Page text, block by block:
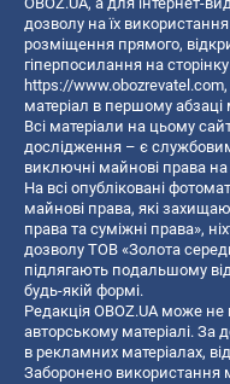
дозволу на їх
розміщення прямого,
гіперпосилання на
https://www.obozrevatel.com
матеріал в першому абзаці
Всі матеріали на цьому
дослідження – є
виключні майнові права
На всі опубліковані
майнові права, які
права та суміжні права»,
дозволу ТОВ «Золота
підлягають подальшому
будь-якій формі.
Редакція OBOZ.UA може не
авторському матеріалі. За
в рекламних матеріалах,
Заборонено використання